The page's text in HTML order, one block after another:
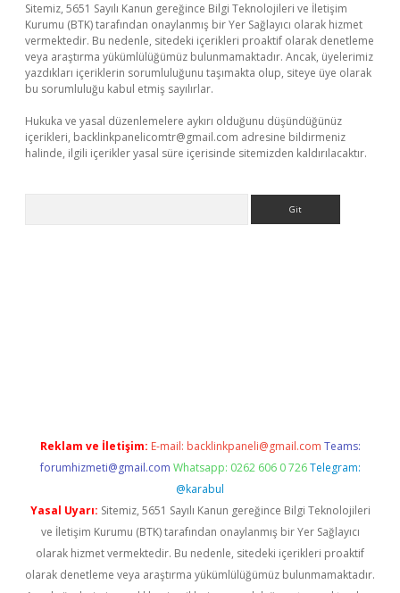
Sitemiz, 5651 Sayılı Kanun gereğince Bilgi Teknolojileri ve İletişim
Kurumu (BTK) tarafından onaylanmış bir Yer Sağlayıcı olarak hizmet
vermektedir. Bu nedenle, sitedeki içerikleri proaktif olarak denetleme
veya araştırma yükümlülüğümüz bulunmamaktadır. Ancak, üyelerimiz
yazdıkları içeriklerin sorumluluğunu taşımakta olup, siteye üye olarak
bu sorumluluğu kabul etmiş sayılırlar.
Hukuka ve yasal düzenlemelere aykırı olduğunu düşündüğünüz
içerikleri, backlinkpanelicomtr@gmail.com adresine bildirmeniz
halinde, ilgili içerikler yasal süre içerisinde sitemizden kaldırılacaktır.
Reklam ve İletişim: E-mail: backlinkpaneli@gmail.com Teams:
forumhizmeti@gmail.com Whatsapp: 0262 606 0 726 Telegram:
@karabul
Yasal Uyarı: Sitemiz, 5651 Sayılı Kanun gereğince Bilgi Teknolojileri
ve İletişim Kurumu (BTK) tarafından onaylanmış bir Yer Sağlayıcı
olarak hizmet vermektedir. Bu nedenle, sitedeki içerikleri proaktif
olarak denetleme veya araştırma yükümlülüğümüz bulunmamaktadır.